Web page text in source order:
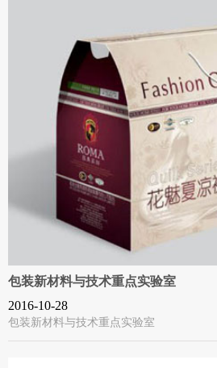
包装新材料与技术重点实验室
2016-10-28
包装新材料与技术重点实验室